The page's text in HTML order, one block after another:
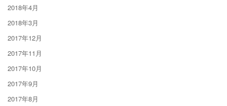
2018年4月
2018年3月
2017年12月
2017年11月
2017年10月
2017年9月
2017年8月